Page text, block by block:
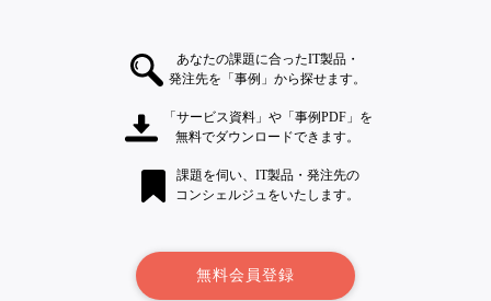
あなたの課題に合ったIT製品・
発注先を「事例」から探せます。
「サービス資料」や「事例PDF」を
無料でダウンロードできます。
課題を伺い、IT製品・発注先の
コンシェルジュをいたします。
無料会員登録